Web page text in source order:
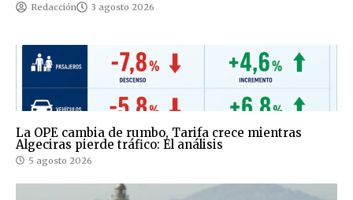
Redacción 3 agosto 2026
La OPE cambia de rumbo, Tarifa crece mientras
Algeciras pierde tráfico: El análisis
5 agosto 2026